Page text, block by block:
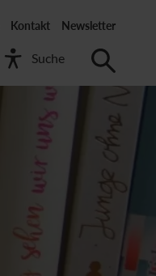
Kontakt Newsletter